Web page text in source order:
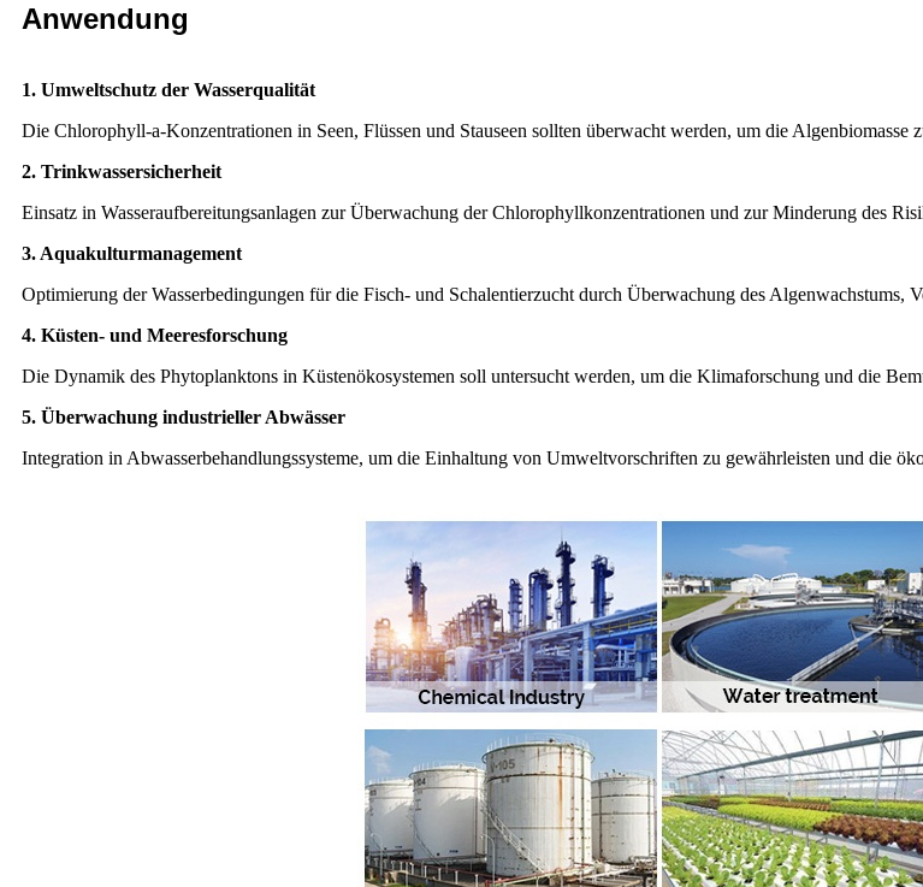
Anwendung
1. Umweltschutz der Wasserqualität
Die Chlorophyll-a-Konzentrationen in Seen, Flüssen und Stauseen sollten überwacht werden, um die
2. Trinkwassersicherheit
Einsatz in Wasseraufbereitungsanlagen zur Überwachung der Chlorophyllkonzentrationen und zur Minderung des
3. Aquakulturmanagement
Optimierung der Wasserbedingungen für die Fisch- und Schalentierzucht durch Überwachung des Algenwachstums,
4. Küsten- und Meeresforschung
Die Dynamik des Phytoplanktons in Küstenökosystemen soll untersucht werden, um die Klimaforschung und die
5. Überwachung industrieller Abwässer
Integration in Abwasserbehandlungssysteme, um die Einhaltung von Umweltvorschriften zu gewährleisten und die